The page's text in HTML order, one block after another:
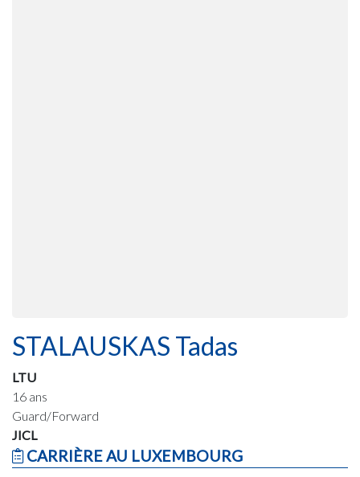
STALAUSKAS Tadas
LTU
16 ans
Guard/Forward
JICL
CARRIÈRE AU LUXEMBOURG